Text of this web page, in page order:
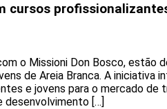
cursos
o Missioni Don Bosco, estão
de Areia Branca. A iniciativa
e jovens para o mercado de
desenvolvimento […]